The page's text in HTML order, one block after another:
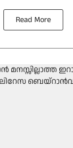
Read More